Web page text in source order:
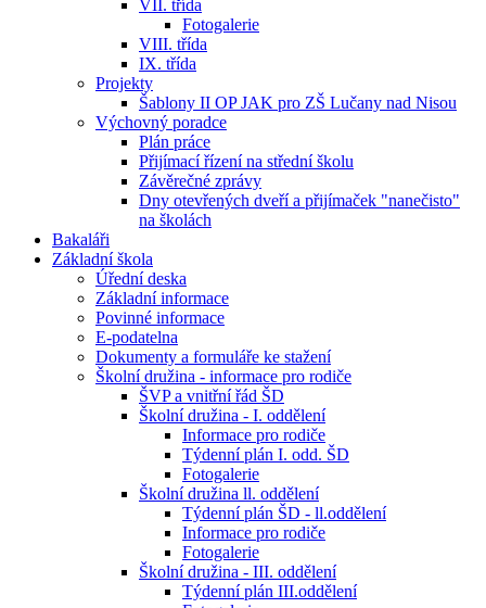
VII. třída
Fotogalerie
VIII. třída
IX. třída
Projekty
Šablony II OP JAK pro ZŠ Lučany nad Nisou
Výchovný poradce
Plán práce
Přijímací řízení na střední školu
Závěrečné zprávy
Dny otevřených dveří a přijímaček "nanečisto"
na školách
Bakaláři
Základní škola
Úřední deska
Základní informace
Povinné informace
E-podatelna
Dokumenty a formuláře ke stažení
Školní družina - informace pro rodiče
ŠVP a vnitřní řád ŠD
Školní družina - I. oddělení
Informace pro rodiče
Týdenní plán I. odd. ŠD
Fotogalerie
Školní družina ll. oddělení
Týdenní plán ŠD - ll.oddělení
Informace pro rodiče
Fotogalerie
Školní družina - III. oddělení
Týdenní plán III.oddělení